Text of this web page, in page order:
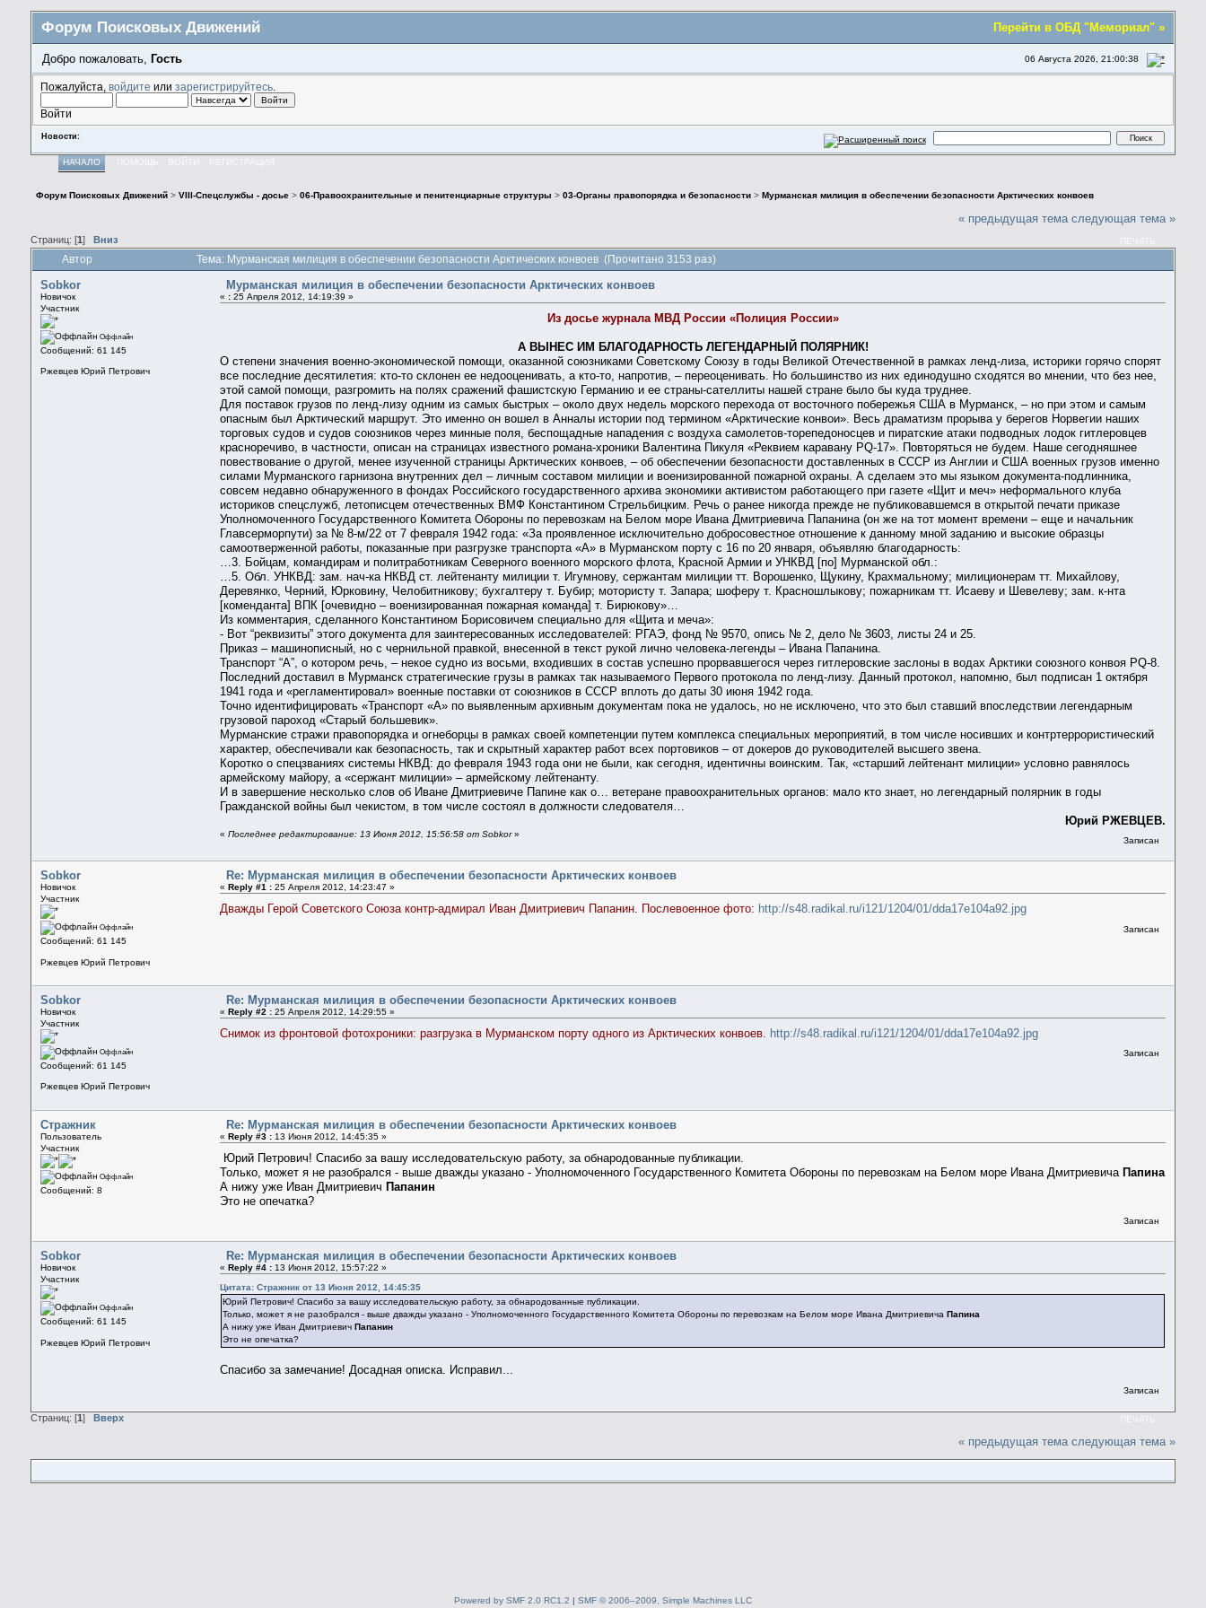
Перейти в ОБД "Мемориал" »
Форум Поисковых Движений
06 Августа 2026, 21:00:38
Добро пожаловать, Гость
Пожалуйста, войдите или зарегистрируйтесь.
Войти
Новости:
НАЧАЛО ПОМОЩЬ ВОЙТИ РЕГИСТРАЦИЯ
Форум Поисковых Движений >VIII-Спецслужбы - досье >06-Правоохранительные и пенитенциарные структуры >03-Органы правопорядка и безопасности > Мурманская милиция в обеспечении безопасности Арктических конвоев
« предыдущая тема следующая тема »
Страниц: [1 ] Вниз ПЕЧАТЬ
Автор Тема: Мурманская милиция в обеспечении безопасности Арктических конвоев (Прочитано 3153 раз)
Sobkor
Новичок
Участник
Оффлайн
Сообщений: 61 145
Ржевцев Юрий Петрович
Мурманская милиция в обеспечении безопасности Арктических конвоев
« : 25 Апреля 2012, 14:19:39 »
Из досье журнала МВД России «Полиция России»
А ВЫНЕС ИМ БЛАГОДАРНОСТЬ ЛЕГЕНДАРНЫЙ ПОЛЯРНИК!
О степени значения военно-экономической помощи, оказанной союзниками Советскому Союзу в годы Великой Отечественной в рамках ленд-лиза, историки горячо спорят
все последние десятилетия: кто-то склонен ее недооценивать, а кто-то, напротив, – переоценивать. Но большинство из них единодушно сходятся во мнении, что без нее,
этой самой помощи, разгромить на полях сражений фашистскую Германию и ее страны-сателлиты нашей стране было бы куда труднее.
Для поставок грузов по ленд-лизу одним из самых быстрых – около двух недель морского перехода от восточного побережья США в Мурманск, – но при этом и самым
опасным был Арктический маршрут. Это именно он вошел в Анналы истории под термином «Арктические конвои». Весь драматизм прорыва у берегов Норвегии наших
торговых судов и судов союзников через минные поля, беспощадные нападения с воздуха самолетов-торепедоносцев и пиратские атаки подводных лодок гитлеровцев
красноречиво, в частности, описан на страницах известного романа-хроники Валентина Пикуля «Реквием каравану PQ-17». Повторяться не будем. Наше сегодняшнее
повествование о другой, менее изученной страницы Арктических конвоев, – об обеспечении безопасности доставленных в СССР из Англии и США военных грузов именно
силами Мурманского гарнизона внутренних дел – личным составом милиции и военизированной пожарной охраны. А сделаем это мы языком документа-подлинника,
совсем недавно обнаруженного в фондах Российского государственного архива экономики активистом работающего при газете «Щит и меч» неформального клуба
историков спецслужб, летописцем отечественных ВМФ Константином Стрельбицким. Речь о ранее никогда прежде не публиковавшемся в открытой печати приказе
Уполномоченного Государственного Комитета Обороны по перевозкам на Белом море Ивана Дмитриевича Папанина (он же на тот момент времени – еще и начальник
Главсерморпути) за № 8-м/22 от 7 февраля 1942 года: «За проявленное исключительно добросовестное отношение к данному мной заданию и высокие образцы
самоотверженной работы, показанные при разгрузке транспорта «А» в Мурманском порту с 16 по 20 января, объявляю благодарность:
…3. Бойцам, командирам и политработникам Северного военного морского флота, Красной Армии и УНКВД [по] Мурманской обл.:
…5. Обл. УНКВД: зам. нач-ка НКВД ст. лейтенанту милиции т. Игумнову, сержантам милиции тт. Ворошенко, Щукину, Крахмальному; милиционерам тт. Михайлову,
Деревянко, Черний, Юрковину, Челобитникову; бухгалтеру т. Бубир; мотористу т. Запара; шоферу т. Красношлыкову; пожарникам тт. Исаеву и Шевелеву; зам. к-нта
[коменданта] ВПК [очевидно – военизированная пожарная команда] т. Бирюкову»…
Из комментария, сделанного Константином Борисовичем специально для «Щита и меча»:
- Вот “реквизиты” этого документа для заинтересованных исследователей: РГАЭ, фонд № 9570, опись № 2, дело № 3603, листы 24 и 25.
Приказ – машинописный, но с чернильной правкой, внесенной в текст рукой лично человека-легенды – Ивана Папанина.
Транспорт “А”, о котором речь, – некое судно из восьми, входивших в состав успешно прорвавшегося через гитлеровские заслоны в водах Арктики союзного конвоя PQ-8.
Последний доставил в Мурманск стратегические грузы в рамках так называемого Первого протокола по ленд-лизу. Данный протокол, напомню, был подписан 1 октября
1941 года и «регламентировал» военные поставки от союзников в СССР вплоть до даты 30 июня 1942 года.
Точно идентифицировать «Транспорт «А» по выявленным архивным документам пока не удалось, но не исключено, что это был ставший впоследствии легендарным
грузовой пароход «Старый большевик».
Мурманские стражи правопорядка и огнеборцы в рамках своей компетенции путем комплекса специальных мероприятий, в том числе носивших и контртеррористический
характер, обеспечивали как безопасность, так и скрытный характер работ всех портовиков – от докеров до руководителей высшего звена.
Коротко о спецзваниях системы НКВД: до февраля 1943 года они не были, как сегодня, идентичны воинским. Так, «старший лейтенант милиции» условно равнялось
армейскому майору, а «сержант милиции» – армейскому лейтенанту.
И в завершение несколько слов об Иване Дмитриевиче Папине как о… ветеране правоохранительных органов: мало кто знает, но легендарный полярник в годы
Гражданской войны был чекистом, в том числе состоял в должности следователя…
Юрий РЖЕВЦЕВ.
«Последнее редактирование: 13 Июня 2012, 15:56:58 от Sobkor»
Записан
Sobkor
Новичок
Участник
Оффлайн
Сообщений: 61 145
Ржевцев Юрий Петрович
Re: Мурманская милиция в обеспечении безопасности Арктических конвоев
« Reply #1 : 25 Апреля 2012, 14:23:47 »
Дважды Герой Советского Союза контр-адмирал Иван Дмитриевич Папанин. Послевоенное фото: http://s48.radikal.ru/i121/1204/01/dda17e104a92.jpg
Записан
Sobkor
Новичок
Участник
Оффлайн
Сообщений: 61 145
Ржевцев Юрий Петрович
Re: Мурманская милиция в обеспечении безопасности Арктических конвоев
«Reply #2 : 25 Апреля 2012, 14:29:55 »
Снимок из фронтовой фотохроники: разгрузка в Мурманском порту одного из Арктических конвоев. http://s48.radikal.ru/i121/1204/01/dda17e104a92.jpg
Записан
Стражник
Пользователь
Участник
Оффлайн
Сообщений: 8
Re: Мурманская милиция в обеспечении безопасности Арктических конвоев
«Reply #3 : 13 Июня 2012, 14:45:35 »
Юрий Петрович! Спасибо за вашу исследовательскую работу, за обнародованные публикации.
Только, может я не разобрался - выше дважды указано - Уполномоченного Государственного Комитета Обороны по перевозкам на Белом море Ивана Дмитриевича Папина
А нижу уже Иван Дмитриевич Папанин
Это не опечатка?
Записан
Sobkor
Новичок
Участник
Оффлайн
Сообщений: 61 145
Ржевцев Юрий Петрович
Re: Мурманская милиция в обеспечении безопасности Арктических конвоев
« Reply #4 : 13 Июня 2012, 15:57:22 »
Цитата: Стражник от 13 Июня 2012, 14:45:35
Юрий Петрович! Спасибо за вашу исследовательскую работу, за обнародованные публикации.
Только, может я не разобрался - выше дважды указано - Уполномоченного Государственного Комитета Обороны по перевозкам на Белом море Ивана Дмитриевича Папина
А нижу уже Иван Дмитриевич Папанин
Это не опечатка?
Спасибо за замечание! Досадная описка. Исправил...
Записан
Страниц: [1] Вверх ПЕЧАТЬ
« предыдущая тема следующая тема »
Powered by SMF 2.0 RC1.2 | SMF © 2006–2009, Simple Machines LLC